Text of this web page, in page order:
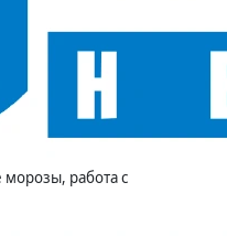
от проколов и
и влаги одновременно.
пропитка
для длительной
работа с
предприятия, склады и